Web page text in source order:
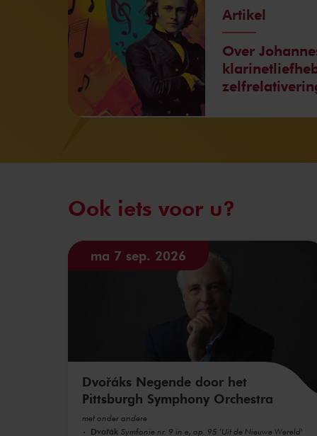
Artikel
Over
Ook iets voor u?
ma 7 sep. 2026
Dvořáks Negende door het
Pittsburgh Symphony Orchestra
met onder andere
Dvořák Symfonie nr. 9 in e, op. 95 'Uit de Nieuwe Wereld'